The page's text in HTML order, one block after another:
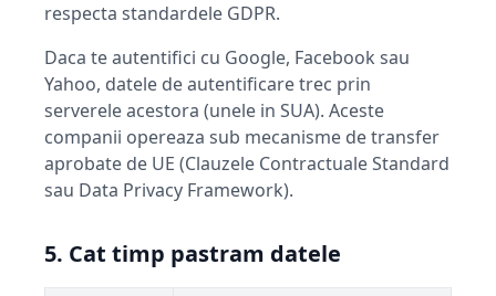
respecta standardele GDPR.
Daca te autentifici cu Google, Facebook sau
Yahoo, datele de autentificare trec prin
serverele acestora (unele in SUA). Aceste
companii opereaza sub mecanisme de transfer
aprobate de UE (Clauzele Contractuale Standard
sau Data Privacy Framework).
5. Cat timp pastram datele